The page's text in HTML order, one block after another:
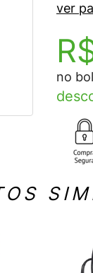
ver
no